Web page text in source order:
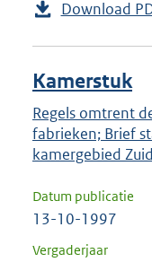
Download
Kamerstuk
Regels omtrent
fabrieken; Brief
kamergebied
Datum publicatie
13-10-1997
Vergaderjaar